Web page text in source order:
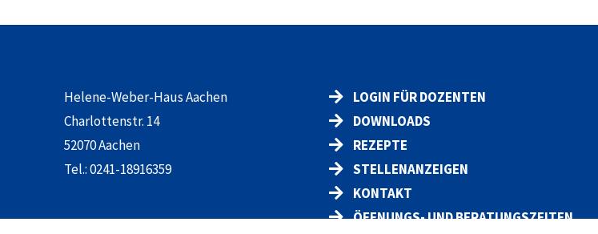
Helene-Weber-Haus Aachen
Charlottenstr. 14
52070 Aachen
Tel.:0241-18916359
LOGIN FÜR DOZENTEN
DOWNLOADS
REZEPTE
STELLENANZEIGEN
KONTAKT
ÖFFNUNGS- UND BERATUNGSZEITEN